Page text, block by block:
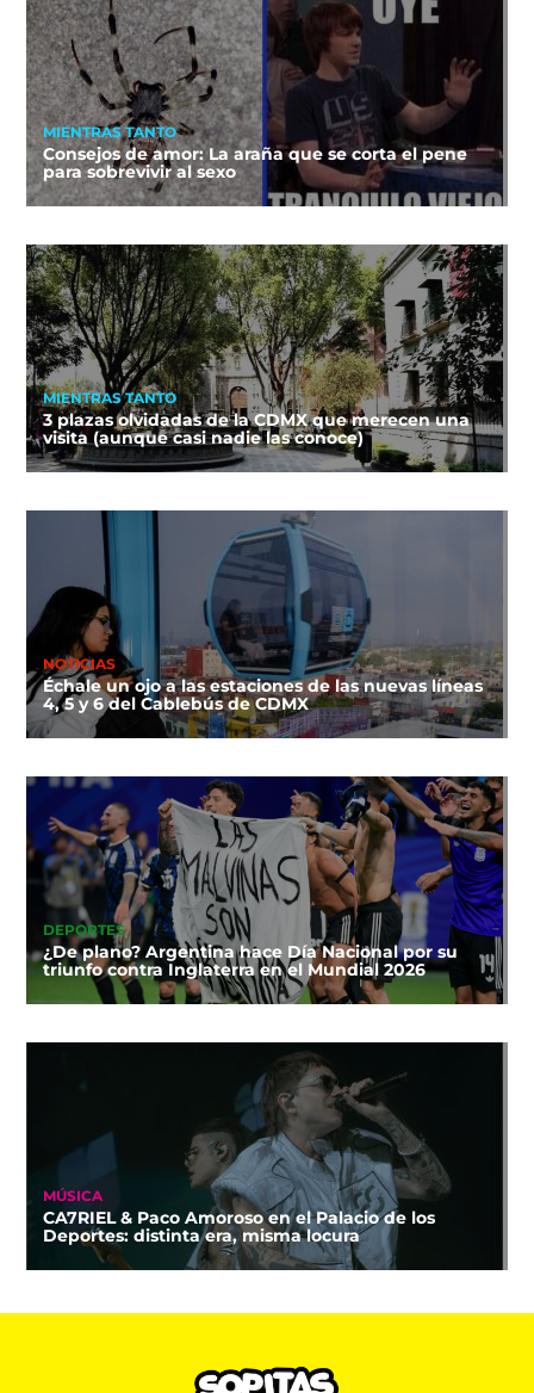
MIENTRAS TANTO
Consejos de amor: La araña que se corta el pene
para sobrevivir al sexo
MIENTRAS TANTO
3 plazas olvidadas de la CDMX que merecen una
visita (aunque casi nadie las conoce)
NOTICIAS
Échale un ojo a las estaciones de las nuevas líneas
4, 5 y 6 del Cablebús de CDMX
DEPORTES
¿De plano? Argentina hace Día Nacional por su
triunfo contra Inglaterra en el Mundial 2026
MÚSICA
CA7RIEL & Paco Amoroso en el Palacio de los
Deportes: distinta era, misma locura